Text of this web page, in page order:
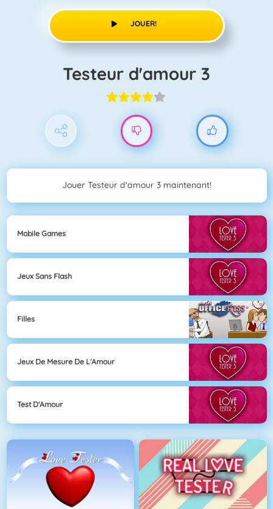
JOUER!
Testeur d'amour 3
Jouer Testeur d'amour 3 maintenant!
Mobile Games
Jeux Sans Flash
Filles
Jeux De Mesure De L'Amour
Test D'Amour